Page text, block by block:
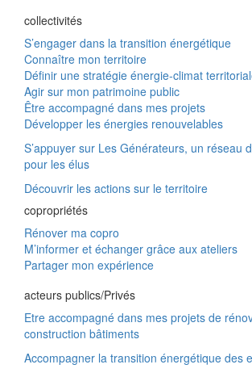
collectivités
S’engager dans la transition énergétique
Connaître mon territoire
Définir une stratégie énergie-climat
Agir sur mon patrimoine public
Être accompagné dans mes projets
Développer les énergies renouvelables
S’appuyer sur Les Générateurs, un réseau
pour les élus
Découvrir les actions sur le territoire
copropriétés
Rénover ma copro
M’informer et échanger grâce aux ateliers
Partager mon expérience
acteurs publics/Privés
Etre accompagné dans mes projets de
construction bâtiments
Accompagner la transition énergétique des